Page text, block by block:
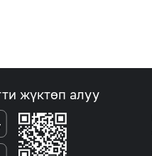
жүктөп алуу